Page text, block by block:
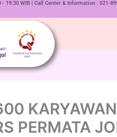
19:30 WIB | Call Center & Information : 021-
PERMATA